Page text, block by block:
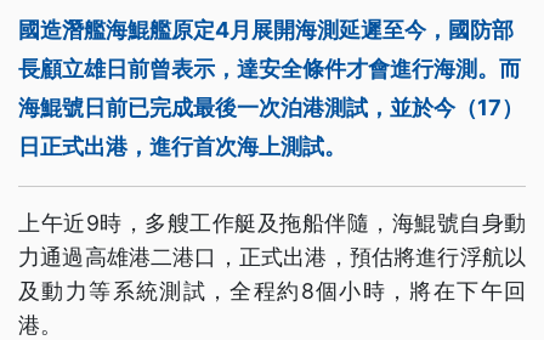
國造潛艦海鯤艦原定4月展開海測延遲至今，國防部
長顧立雄日前曾表示，達安全條件才會進行海測。而
海鯤號日前已完成最後一次泊港測試，並於今（17）
日正式出港，進行首次海上測試。
上午近9時，多艘工作艇及拖船伴隨，海鯤號自身動
力通過高雄港二港口，正式出港，預估將進行浮航以
及動力等系統測試，全程約8個小時，將在下午回
港。